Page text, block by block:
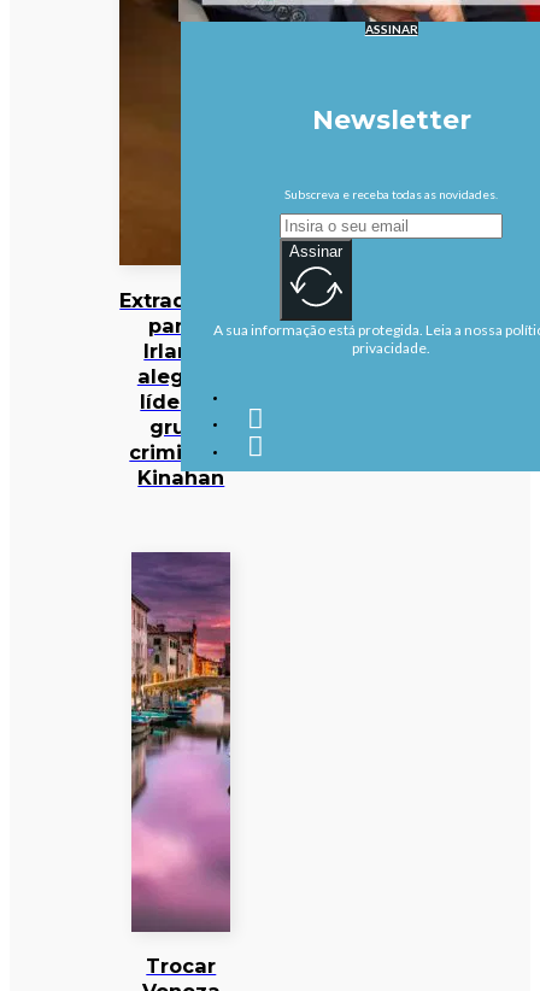
Extraditado
para a
Irlanda
alegado
líder do
grupo
criminoso
Kinahan
Trocar
ASSINAR
Newsletter
Subscreva e receba todas as novidades.
Assinar
A sua informação está protegida. Leia a nossa
privacidade.